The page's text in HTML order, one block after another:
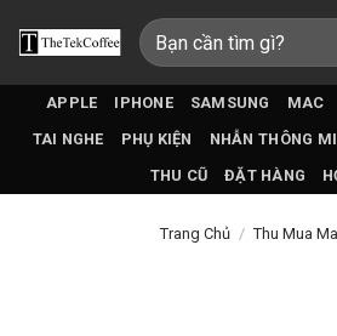
qua
Tìm
kiếm:
APPLE IPHONE SAMSUNG MAC
TAI NGHE
PHỤ KIỆN NHẪN THÔNG
THU CŨ
ĐẶT HÀNG
Trang Chủ / Thu Mua